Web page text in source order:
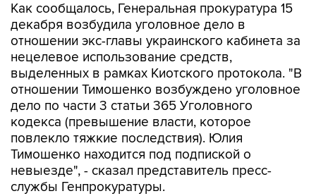
Как сообщалось, Генеральная прокуратура 15
декабря возбудила уголовное дело в
отношении экс-главы украинского кабинета за
нецелевое использование средств,
выделенных в рамках Киотского протокола. "В
отношении Тимошенко возбуждено уголовное
дело по части 3 статьи 365 Уголовного
кодекса (превышение власти, которое
повлекло тяжкие последствия). Юлия
Тимошенко находится под подпиской о
невыезде", - сказал представитель пресс-
службы Генпрокуратуры.